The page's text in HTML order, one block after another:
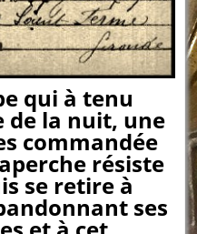
qui à tenu
de la nuit, une
commandée
résiste
se retire à
ses